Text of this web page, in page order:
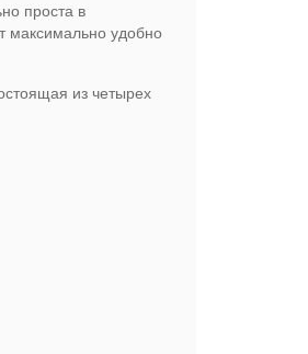
проста в
максимально удобно
из четырех